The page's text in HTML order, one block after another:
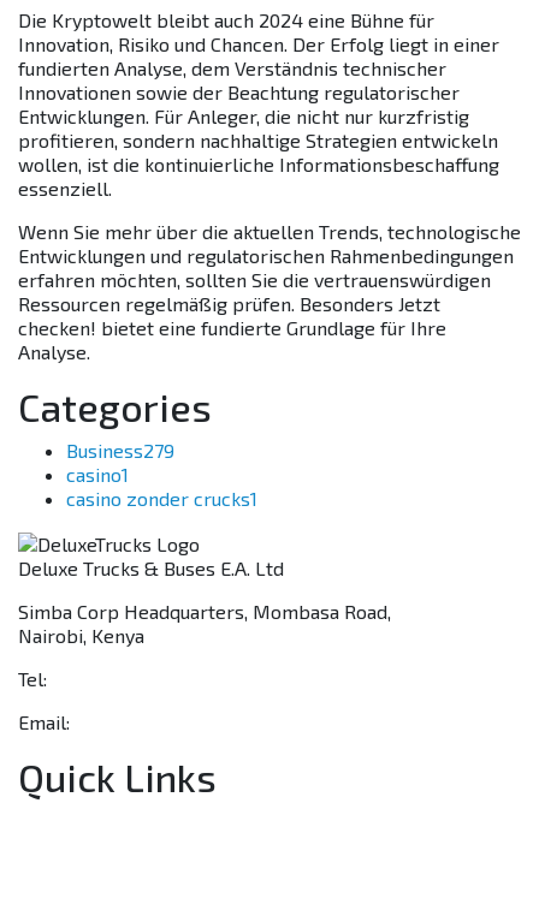
Die Kryptowelt bleibt auch 2024 eine Bühne für
Innovation, Risiko und Chancen. Der Erfolg liegt in einer
fundierten Analyse, dem Verständnis technischer
Innovationen sowie der Beachtung regulatorischer
Entwicklungen. Für Anleger, die nicht nur kurzfristig
profitieren, sondern nachhaltige Strategien entwickeln
wollen, ist die kontinuierliche Informationsbeschaffung
essenziell.
Wenn Sie mehr über die aktuellen Trends, technologische
Entwicklungen und regulatorischen Rahmenbedingungen
erfahren möchten, sollten Sie die vertrauenswürdigen
Ressourcen regelmäßig prüfen. Besonders Jetzt
checken! bietet eine fundierte Grundlage für Ihre
Analyse.
Categories
Business279
casino1
casino zonder crucks1
Deluxe Trucks & Buses E.A. Ltd
Simba Corp Headquarters, Mombasa Road,
Nairobi, Kenya
Tel:
Email:
Quick Links